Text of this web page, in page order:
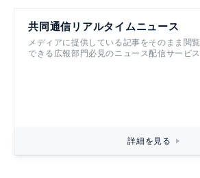
共同通信リアルタイムニュース
メディアに提供している記事をそのまま閲覧
できる広報部門必見のニュース配信サービス
詳細を見る